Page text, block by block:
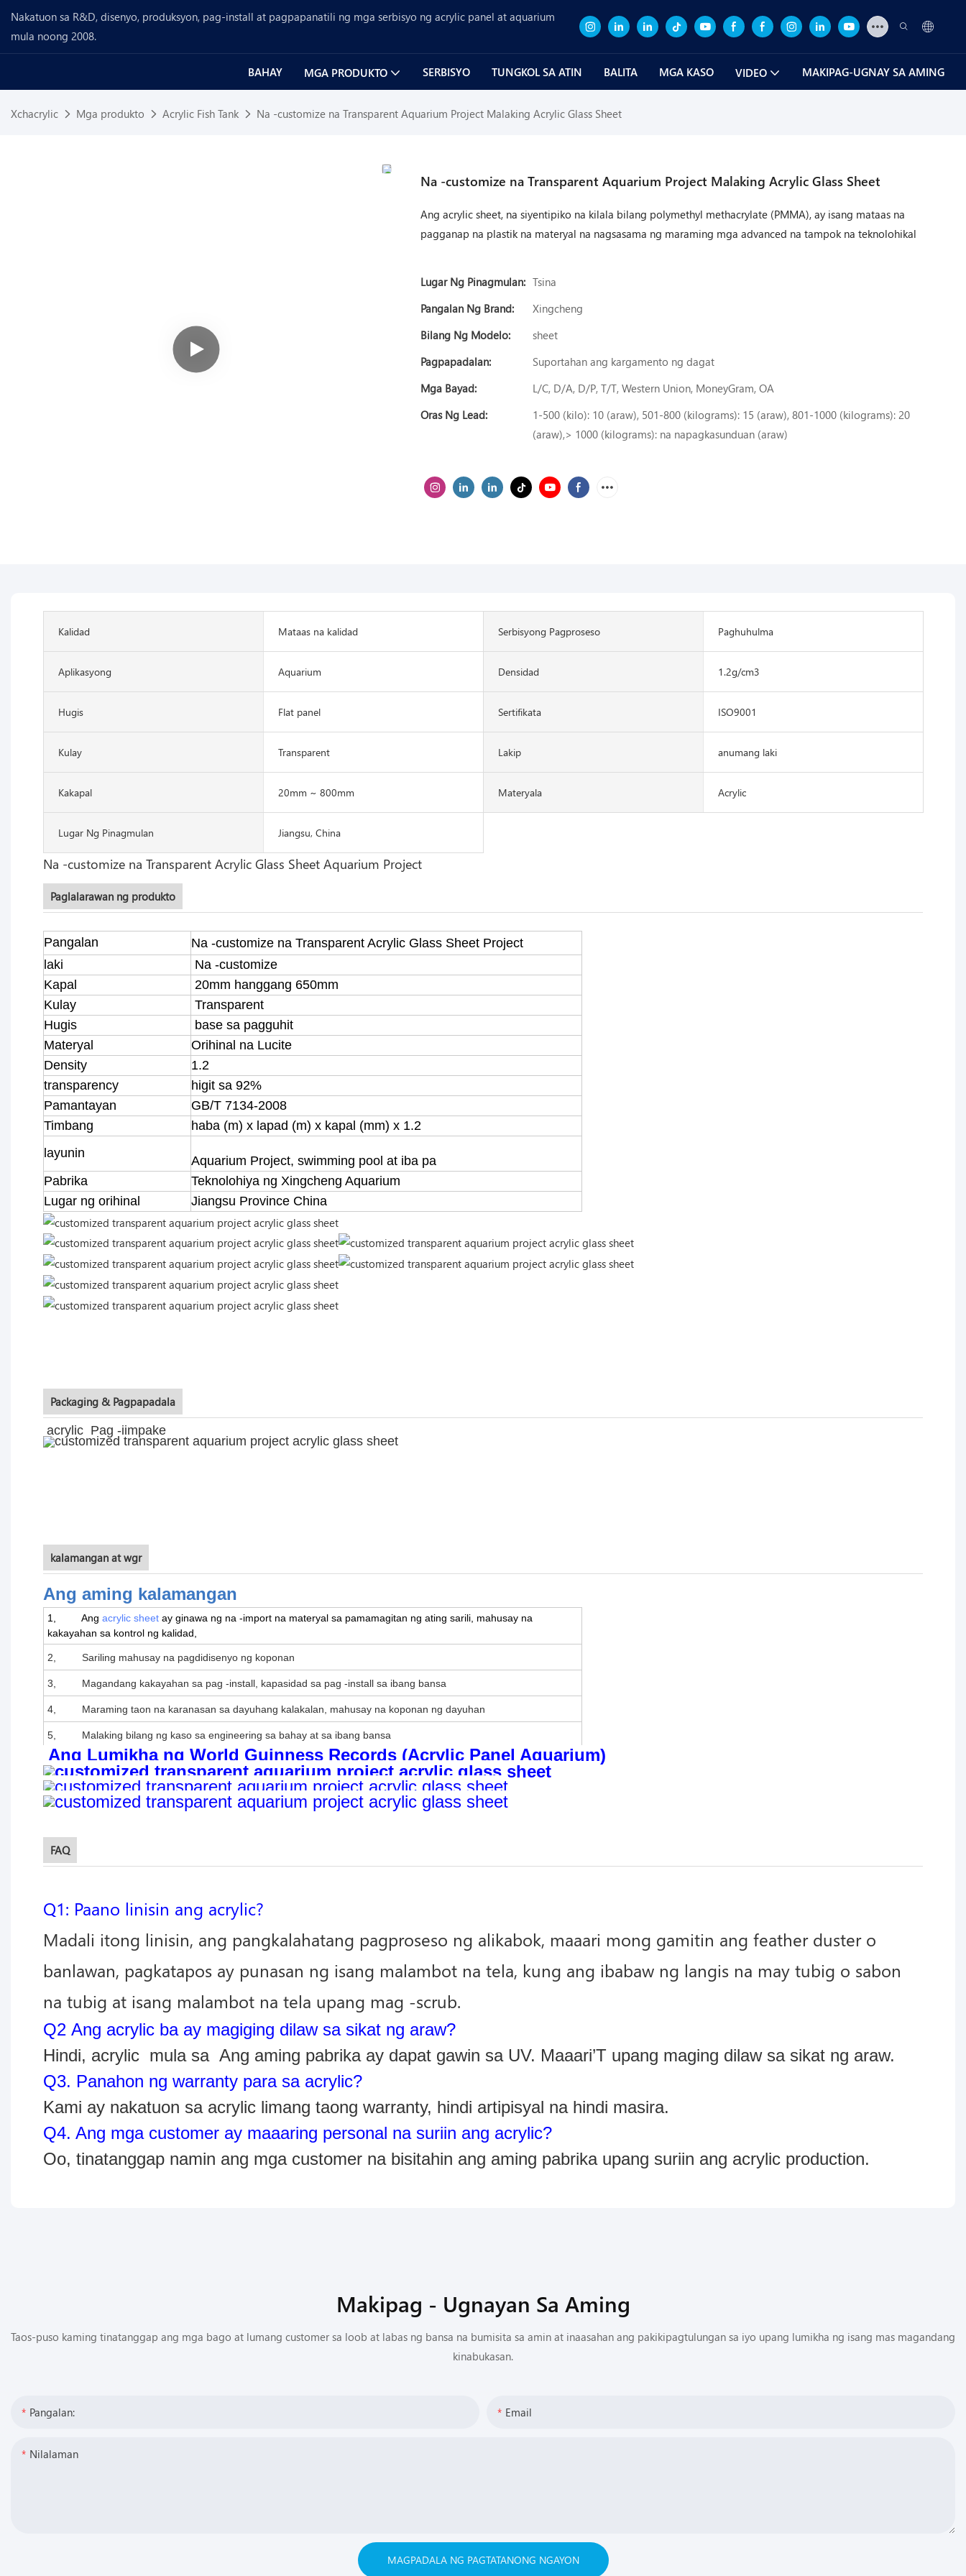
Nakatuon sa R&D, disenyo, produksyon, pag-install at pagpapanatili ng mga serbisyo ng acrylic panel at aquarium
mula noong 2008.
BAHAY MGA PRODUKTO SERBISYO TUNGKOL SA ATIN BALITA MGA KASO VIDEO MAKIPAG-UGNAY SA AMING
Xchacrylic Mga produkto Acrylic Fish Tank Na -customize na Transparent Aquarium Project Malaking Acrylic Glass Sheet
Na -customize na Transparent Aquarium Project Malaking Acrylic Glass Sheet
Ang acrylic sheet, na siyentipiko na kilala bilang polymethyl methacrylate (PMMA), ay isang mataas na
pagganap na plastik na materyal na nagsasama ng maraming mga advanced na tampok na teknolohikal
Lugar Ng Pinagmulan: Tsina
Pangalan Ng Brand:
Xingcheng
Bilang Ng Modelo:
sheet
Pagpapadalan:
Suportahan ang kargamento ng dagat
Mga Bayad:
L/C, D/A, D/P, T/T, Western Union, MoneyGram, OA
Oras Ng Lead:
1-500 (kilo): 10 (araw), 501-800 (kilograms): 15 (araw), 801-1000 (kilograms): 20
(araw),> 1000 (kilograms): na napagkasunduan (araw)
Kalidad Mataas na kalidad Serbisyong Pagproseso Paghuhulma
Aplikasyong Aquarium Densidad 1.2g/cm3
Hugis Flat panel Sertifikata ISO9001
Kulay Transparent Lakip anumang laki
Kakapal 20mm ~ 800mm Materyala Acrylic
Lugar Ng Pinagmulan Jiangsu, China
Na -customize na Transparent Acrylic Glass Sheet Aquarium Project
Paglalarawan ng produkto
Pangalan
Na -customize na Transparent Acrylic Glass Sheet Project
laki
Na -customize
Kapal
20mm hanggang 650mm
Kulay
Transparent
Hugis
base sa pagguhit
Materyal
Orihinal na Lucite
Density
1.2
transparency
higit sa 92%
Pamantayan
GB/T 7134-2008
Timbang
haba (m) x lapad (m) x kapal (mm) x 1.2
layunin
Aquarium Project, swimming pool at iba pa
Pabrika
Teknolohiya ng Xingcheng Aquarium
Lugar ng orihinal
Jiangsu Province China
Packaging & Pagpapadala
acrylic Pag -iimpake
kalamangan at wgr
Ang aming kalamangan
1, Ang acrylic sheetay ginawa ng na -import na materyal sa pamamagitan ng ating sarili, mahusay na
kakayahan sa kontrol ng kalidad,
2, Sariling mahusay na pagdidisenyo ng koponan
3, Magandang kakayahan sa pag -install, kapasidad sa pag -install sa ibang bansa
4, Maraming taon na karanasan sa dayuhang kalakalan, mahusay na koponan ng dayuhan
5, Malaking bilang ng kaso sa engineering sa bahay at sa ibang bansa
Ang Lumikha ng World Guinness Records (Acrylic Panel Aquarium)
FAQ
Q1: Paano linisin ang acrylic?
Madali itong linisin, ang pangkalahatang pagproseso ng alikabok, maaari mong gamitin ang feather duster o
banlawan, pagkatapos ay punasan ng isang malambot na tela, kung ang ibabaw ng langis na may tubig o sabon
na tubig at isang malambot na tela upang mag -scrub.
Q2 Ang acrylic ba ay magiging dilaw sa sikat ng araw?
Hindi, acrylic mula sa Ang aming pabrika ay dapat gawin sa UV. Maaari’T upang maging dilaw sa sikat ng araw.
Q3. Panahon ng warranty para sa acrylic?
Kami ay nakatuon sa acrylic limang taong warranty, hindi artipisyal na hindi masira.
Q4. Ang mga customer ay maaaring personal na suriin ang acrylic?
Oo, tinatanggap namin ang mga customer na bisitahin ang aming pabrika upang suriin ang acrylic production.
Makipag - Ugnayan Sa Aming
Taos-puso kaming tinatanggap ang mga bago at lumang customer sa loob at labas ng bansa na bumisita sa amin at inaasahan ang pakikipagtulungan sa iyo upang lumikha ng isang mas magandang
kinabukasan.
Pangalan: Email
Nilalaman
MAGPADALA NG PAGTATANONG NGAYON